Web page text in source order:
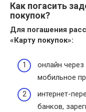
Как погасить
покупок?
Для погашения
«Карту покупок»:
онлайн через
мобильное
интернет-
банков,